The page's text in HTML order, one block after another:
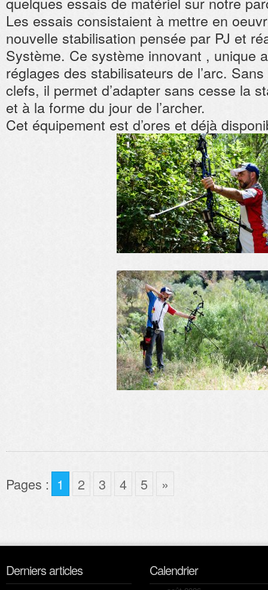
le
parcours
campagne
Les essais consistaient à mettre en
nouvelle stabilisation pensée par PJ et
Système. Ce système innovant , unique
réglages des stabilisateurs de l’arc.
clefs, il permet d’adapter sans cesse la
et à la forme du jour de l’archer.
Cet équipement est d’ores et déjà
Pages : 1 2 3 4 5 »
Derniers articles Calendrier